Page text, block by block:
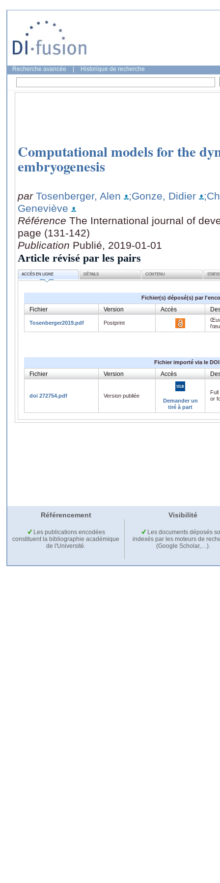
Recherche avancée Historique de recherche
Computational models for the
embryogenesis
par Tosenberger, Alen ;Gonze, Didier
Geneviève
Référence The International journal of
page (131-142)
Publication Publié, 2019-01-01
Article révisé par les pairs
ACCÈS EN LIGNE DÉTAILS CONTENU
Fichier(s) déposé(s) par
Fichier Version Accès
Tosenberger2019.pdf Postprint
Fichier importé via le DOI
Fichier Version Accès
doi 272754.pdf
Version publiée
Demander un
tiré à part
or
Référencement Visibilité
Les publications encodées
constituent la bibliographie académique
de l'Université.
Les documents déposés
indexés par les moteurs de
(Google Scholar,…).